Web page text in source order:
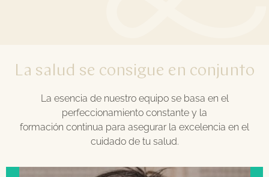
La salud se consigue en conjunto
La esencia de nuestro equipo se basa en el
perfeccionamiento constante y la
formación continua para asegurar la excelencia en el
cuidado de tu salud.